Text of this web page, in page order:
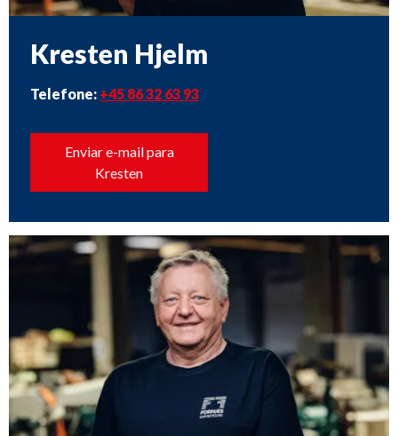
Kresten Hjelm
Telefone: +45 86 32 63 93
Enviar e-mail para
Kresten